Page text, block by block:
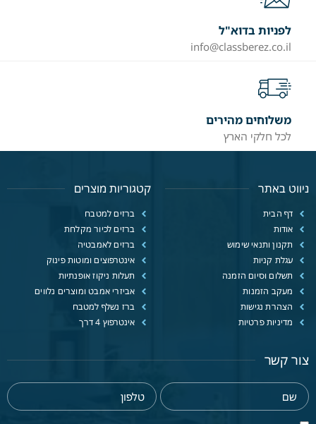
לפניות בדוא"ל
info@classberez.co.il
משלוחים מהירים
לכל חלקי הארץ
ניווט באתר
דף הבית
אודות
תקנון ותנאי שימוש
עגלת קניות
תשלום וסיום הזמנה
מעקב הזמנות
הצהרת נגישות
מדיניות פרטיות
קטגוריות מוצרים
ברזים למטבח
ברזים לכיור מקלחת
ברזים לאמבטיה
אינטרפוצים ומוטות פינוק
תעלות ניקוז אופנתיות
אביזרי אמבט ומוצרים נלווים
ברז נשלף למטבח
אינטרפוץ 4 דרך
צור קשר